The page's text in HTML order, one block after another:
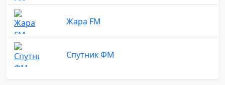
Жара FM
Спутник ФМ